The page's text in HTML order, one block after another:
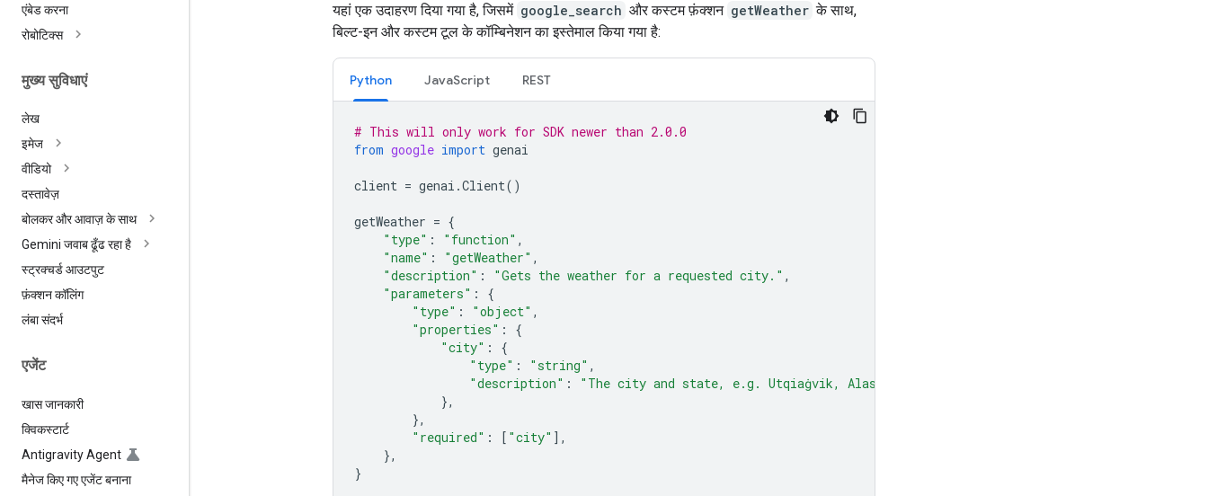
एंबेड करना
रोबोटिक्स
मुख्य सुविधाएं
लेख
इमेज
वीडियो
दस्तावेज़
बोलकर और आवाज़ के साथ
Gemini जवाब ढूँढ रहा है
स्ट्रक्चर्ड आउटपुट
फ़ंक्शन कॉलिंग
लंबा संदर्भ
एजेंट
खास जानकारी
क्विकस्टार्ट
Antigravity Agent
मैनेज किए गए एजेंट बनाना
यहां एक उदाहरण दिया गया है, जिसमें google_search और कस्टम फ़ंक्शन getWeather के साथ,
बिल्ट-इन और कस्टम टूल के कॉम्बिनेशन का इस्तेमाल किया गया है:
Python JavaScript REST
# This will only work for SDK newer than 2.0.0
from google import genai
client = genai .Client()
getWeather = {
"type" : "function" ,
"name" : "getWeather" ,
"description" : "Gets the weather for a requested city." ,
"parameters" :
{
"type" : "object" ,
"properties" :
{
"city" :
{
"type" : "string" ,
"description" : "The city and state, e.g. Utqiaġvik, Alaska"
},
},
"required" : [ "city" ],
},
}